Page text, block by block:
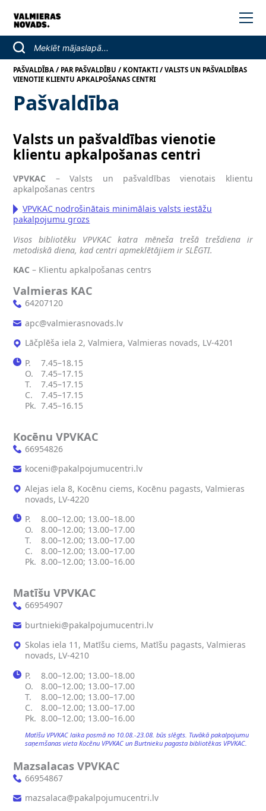
PAŠVALDĪBA / PAR PAŠVALDĪBU / KONTAKTI /VALSTS UN PAŠVALDĪBAS
VIENOTIE KLIENTU APKALPOŠANAS CENTRI
Pašvaldība
Valsts un pašvaldības vienotie
klientu apkalpošanas centri
VPVKAC – Valsts un pašvaldības vienotais klientu
apkalpošanas centrs
VPVKAC nodrošinātais minimālais valsts iestāžu
pakalpojumu grozs
Visos bibliotēku VPVKAC katra mēneša trešā trešdiena ir
metodiskā diena, kad centri apmeklētājiem ir SLĒGTI.
KAC – Klientu apkalpošanas centrs
Valmieras KAC
64207120
apc@valmierasnovads.lv
Lāčplēša iela 2, Valmiera, Valmieras novads, LV-4201
P.
7.45–18.15
O.
7.45–17.15
T.
7.45–17.15
C.
7.45–17.15
Pk. 7.45–16.15
Kocēnu VPVKAC
66954826
koceni@pakalpojumucentri.lv
Alejas iela 8, Kocēnu ciems, Kocēnu pagasts, Valmieras
novads, LV-4220
P.
8.00–12.00; 13.00–18.00
O.
8.00–12.00; 13.00–17.00
T.
8.00–12.00; 13.00–17.00
C.
8.00–12.00; 13.00–17.00
Pk. 8.00–12.00; 13.00–16.00
Matīšu VPVKAC
66954907
burtnieki@pakalpojumucentri.lv
Skolas iela 11, Matīšu ciems, Matīšu pagasts, Valmieras
novads, LV-4210
P.
8.00–12.00; 13.00–18.00
O.
8.00–12.00; 13.00–17.00
T.
8.00–12.00; 13.00–17.00
C.
8.00–12.00; 13.00–17.00
Pk. 8.00–12.00; 13.00–16.00
Matīšu VPVKAC laika posmā no 10.08.-23.08. būs slēgts. Tuvākā pakalpojumu
saņemšanas vieta Kocēnu VPVKAC un Burtnieku pagasta bibliotēkas VPVKAC.
Mazsalacas VPVKAC
66954867
mazsalaca@pakalpojumucentri.lv